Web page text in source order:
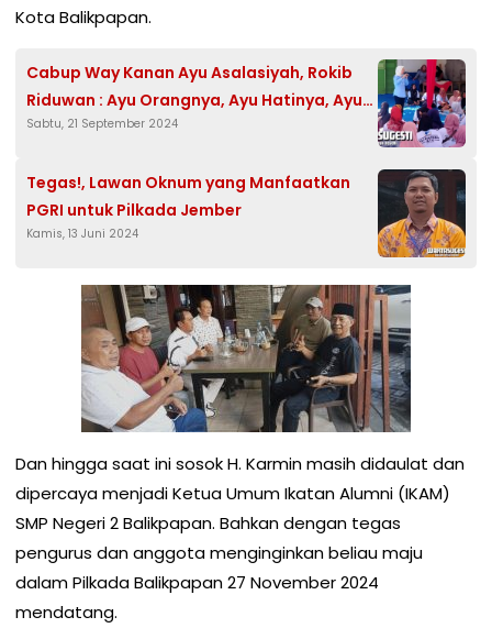
Kota Balikpapan.
Cabup Way Kanan Ayu Asalasiyah, Rokib
Riduwan : Ayu Orangnya, Ayu Hatinya, Ayu
Programnya
Sabtu, 21 September 2024
Tegas!, Lawan Oknum yang Manfaatkan
PGRI untuk Pilkada Jember
Kamis, 13 Juni 2024
Dan hingga saat ini sosok H. Karmin masih didaulat dan
dipercaya menjadi Ketua Umum Ikatan Alumni (IKAM)
SMP Negeri 2 Balikpapan. Bahkan dengan tegas
pengurus dan anggota menginginkan beliau maju
dalam Pilkada Balikpapan 27 November 2024
mendatang.